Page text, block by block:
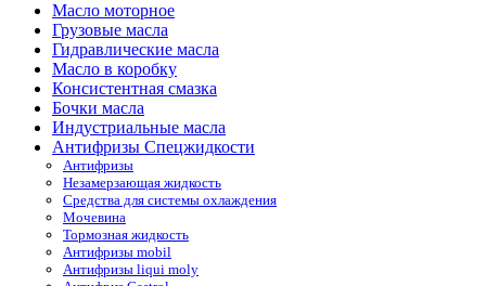
Масло моторное
Грузовые масла
Гидравлические масла
Масло в коробку
Консистентная смазка
Бочки масла
Индустриальные масла
Антифризы Спецжидкости
Антифризы
Незамерзающая жидкость
Средства для системы охлаждения
Мочевина
Тормозная жидкость
Антифризы mobil
Антифризы liqui moly